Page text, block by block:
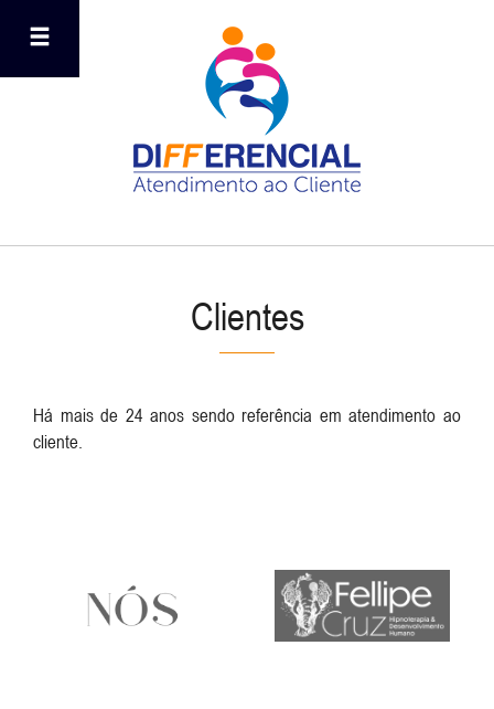
Clientes
Há mais de 24 anos sendo referência em atendimento ao
cliente.